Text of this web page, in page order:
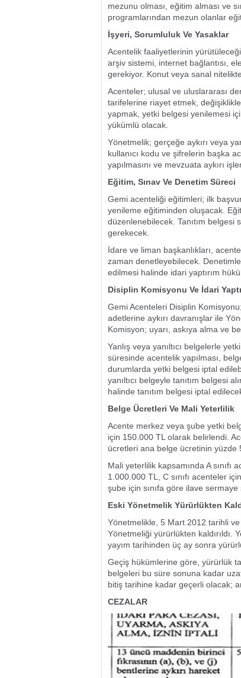
mezunu olması, eğitim alması ve
programlarından mezun olanlar
İşyeri, Sorumluluk Ve Yasaklar
Acentelik faaliyetlerinin
arşiv sistemi, internet bağlantısı,
gerekiyor. Konut veya sanal
Acenteler; ulusal ve uluslararası
tarifelerine riayet etmek,
yapmak, yetki belgesi yenilemesi
yükümlü olacak.
Yönetmelik; gerçeğe aykırı veya
kullanıcı kodu ve şifrelerin başka
yapılmasını ve mevzuata aykırı
Eğitim, Sınav Ve Denetim Süreci
Gemi acenteliği eğitimleri; ilk
yenileme eğitiminden oluşacak.
düzenlenebilecek. Tanıtım belgesi
gerekecek.
İdare ve liman başkanlıkları,
zaman denetleyebilecek.
edilmesi halinde idari yaptırım
Disiplin Komisyonu Ve İdari
Gemi Acenteleri Disiplin
adetlerine aykırı davranışlar ile
Komisyon; uyarı, askıya alma ve
Yanlış veya yanıltıcı belgelerle
süresinde acentelik yapılması,
durumlarda yetki belgesi iptal
yanıltıcı belgeyle tanıtım belgesi
halinde tanıtım belgesi iptal
Belge Ücretleri Ve Mali Yeterlilik
Acente merkez veya şube yetki
için 150.000 TL olarak belirlendi.
ücretleri ana belge ücretinin yüzde
Mali yeterlilik kapsamında A
1.000.000 TL, C sınıfı acenteler
şube için sınıfa göre ilave sermaye
Eski Yönetmelik Yürürlükten
Yönetmelikle, 5 Mart 2012 tarihli ve
Yönetmeliği yürürlükten kaldırıldı.
yayım tarihinden üç ay sonra
Geçiş hükümlerine göre, yürürlük
belgeleri bu süre sonuna kadar
bitiş tarihine kadar geçerli olacak;
CEZALAR